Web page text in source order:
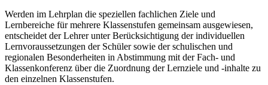
Werden im Lehrplan die speziellen fachlichen Ziele und
Lernbereiche für mehrere Klassenstufen gemeinsam ausgewiesen,
entscheidet der Lehrer unter Berücksichtigung der individuellen
Lernvoraussetzungen der Schüler sowie der schulischen und
regionalen Besonderheiten in Abstimmung mit der Fach- und
Klassenkonferenz über die Zuordnung der Lernziele und -inhalte zu
den einzelnen Klassenstufen.